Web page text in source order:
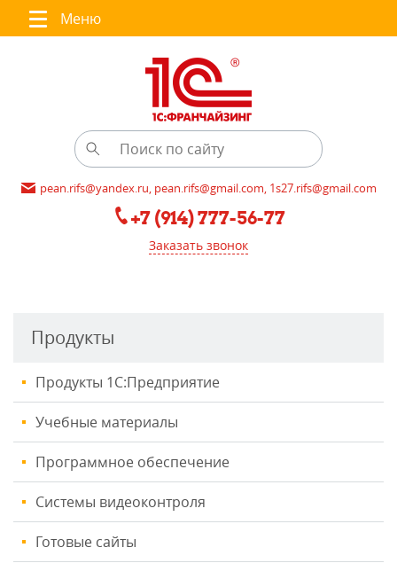
Меню
pean.rifs@yandex.ru, pean.rifs@gmail.com, 1s27.rifs@gmail.com
+7 (914) 777-56-77
Заказать звонок
Продукты
Продукты 1С:Предприятие
Учебные материалы
Программное обеспечение
Системы видеоконтроля
Готовые сайты